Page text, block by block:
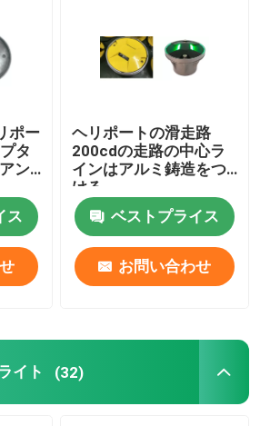
ポー
タ
ン
ス
ヘリポートの滑走路
200cdの走路の中心ラ
インはアルミ鋳造をつ
ける
ベストプライス
お問い合わせ
イト (32)